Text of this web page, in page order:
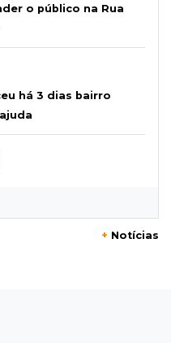
o público na Rua
há 3 dias bairro
nova etapa da
+ Notícias